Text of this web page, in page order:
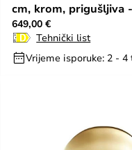
cm, krom, prigušljiva
Copenhagen
649,00 €
Tehnički list
Vrijeme isporuke: 2 - 4